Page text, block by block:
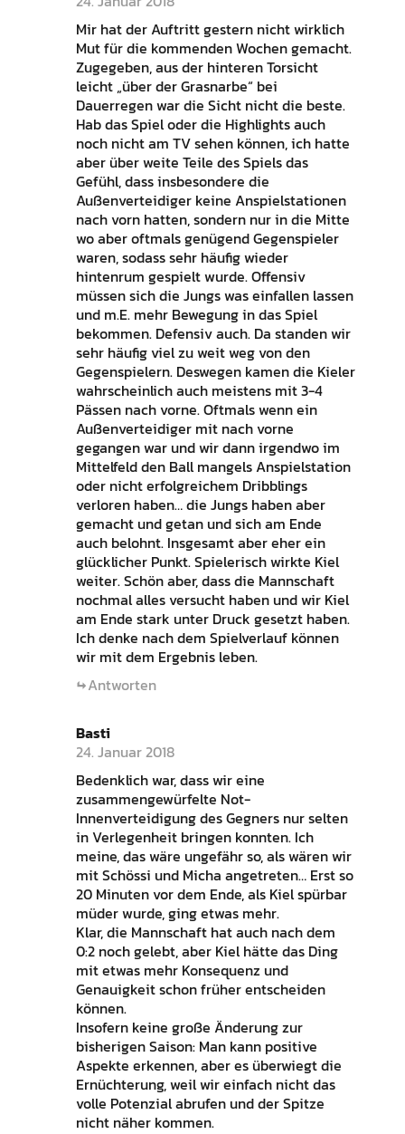
Mir hat der Auftritt gestern nicht wirklich
Mut für die kommenden Wochen gemacht.
Zugegeben, aus der hinteren Torsicht
leicht „über der Grasnarbe“ bei
Dauerregen war die Sicht nicht die beste.
Hab das Spiel oder die Highlights auch
noch nicht am TV sehen können, ich hatte
aber über weite Teile des Spiels das
Gefühl, dass insbesondere die
Außenverteidiger keine Anspielstationen
nach vorn hatten, sondern nur in die Mitte
wo aber oftmals genügend Gegenspieler
waren, sodass sehr häufig wieder
hintenrum gespielt wurde. Offensiv
müssen sich die Jungs was einfallen lassen
und m.E. mehr Bewegung in das Spiel
bekommen. Defensiv auch. Da standen wir
sehr häufig viel zu weit weg von den
Gegenspielern. Deswegen kamen die Kieler
wahrscheinlich auch meistens mit 3-4
Pässen nach vorne. Oftmals wenn ein
Außenverteidiger mit nach vorne
gegangen war und wir dann irgendwo im
Mittelfeld den Ball mangels Anspielstation
oder nicht erfolgreichem Dribblings
verloren haben… die Jungs haben aber
gemacht und getan und sich am Ende
auch belohnt. Insgesamt aber eher ein
glücklicher Punkt. Spielerisch wirkte Kiel
weiter. Schön aber, dass die Mannschaft
nochmal alles versucht haben und wir Kiel
am Ende stark unter Druck gesetzt haben.
Ich denke nach dem Spielverlauf können
wir mit dem Ergebnis leben.
Antworten
Basti
24. Januar 2018
Bedenklich war, dass wir eine
zusammengewürfelte Not-
Innenverteidigung des Gegners nur selten
in Verlegenheit bringen konnten. Ich
meine, das wäre ungefähr so, als wären wir
mit Schössi und Micha angetreten… Erst so
20 Minuten vor dem Ende, als Kiel spürbar
müder wurde, ging etwas mehr.
Klar, die Mannschaft hat auch nach dem
0:2 noch gelebt, aber Kiel hätte das Ding
mit etwas mehr Konsequenz und
Genauigkeit schon früher entscheiden
können.
Insofern keine große Änderung zur
bisherigen Saison: Man kann positive
Aspekte erkennen, aber es überwiegt die
Ernüchterung, weil wir einfach nicht das
volle Potenzial abrufen und der Spitze
nicht näher kommen.